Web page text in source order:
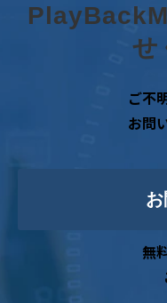
せ
ご不
お問
無